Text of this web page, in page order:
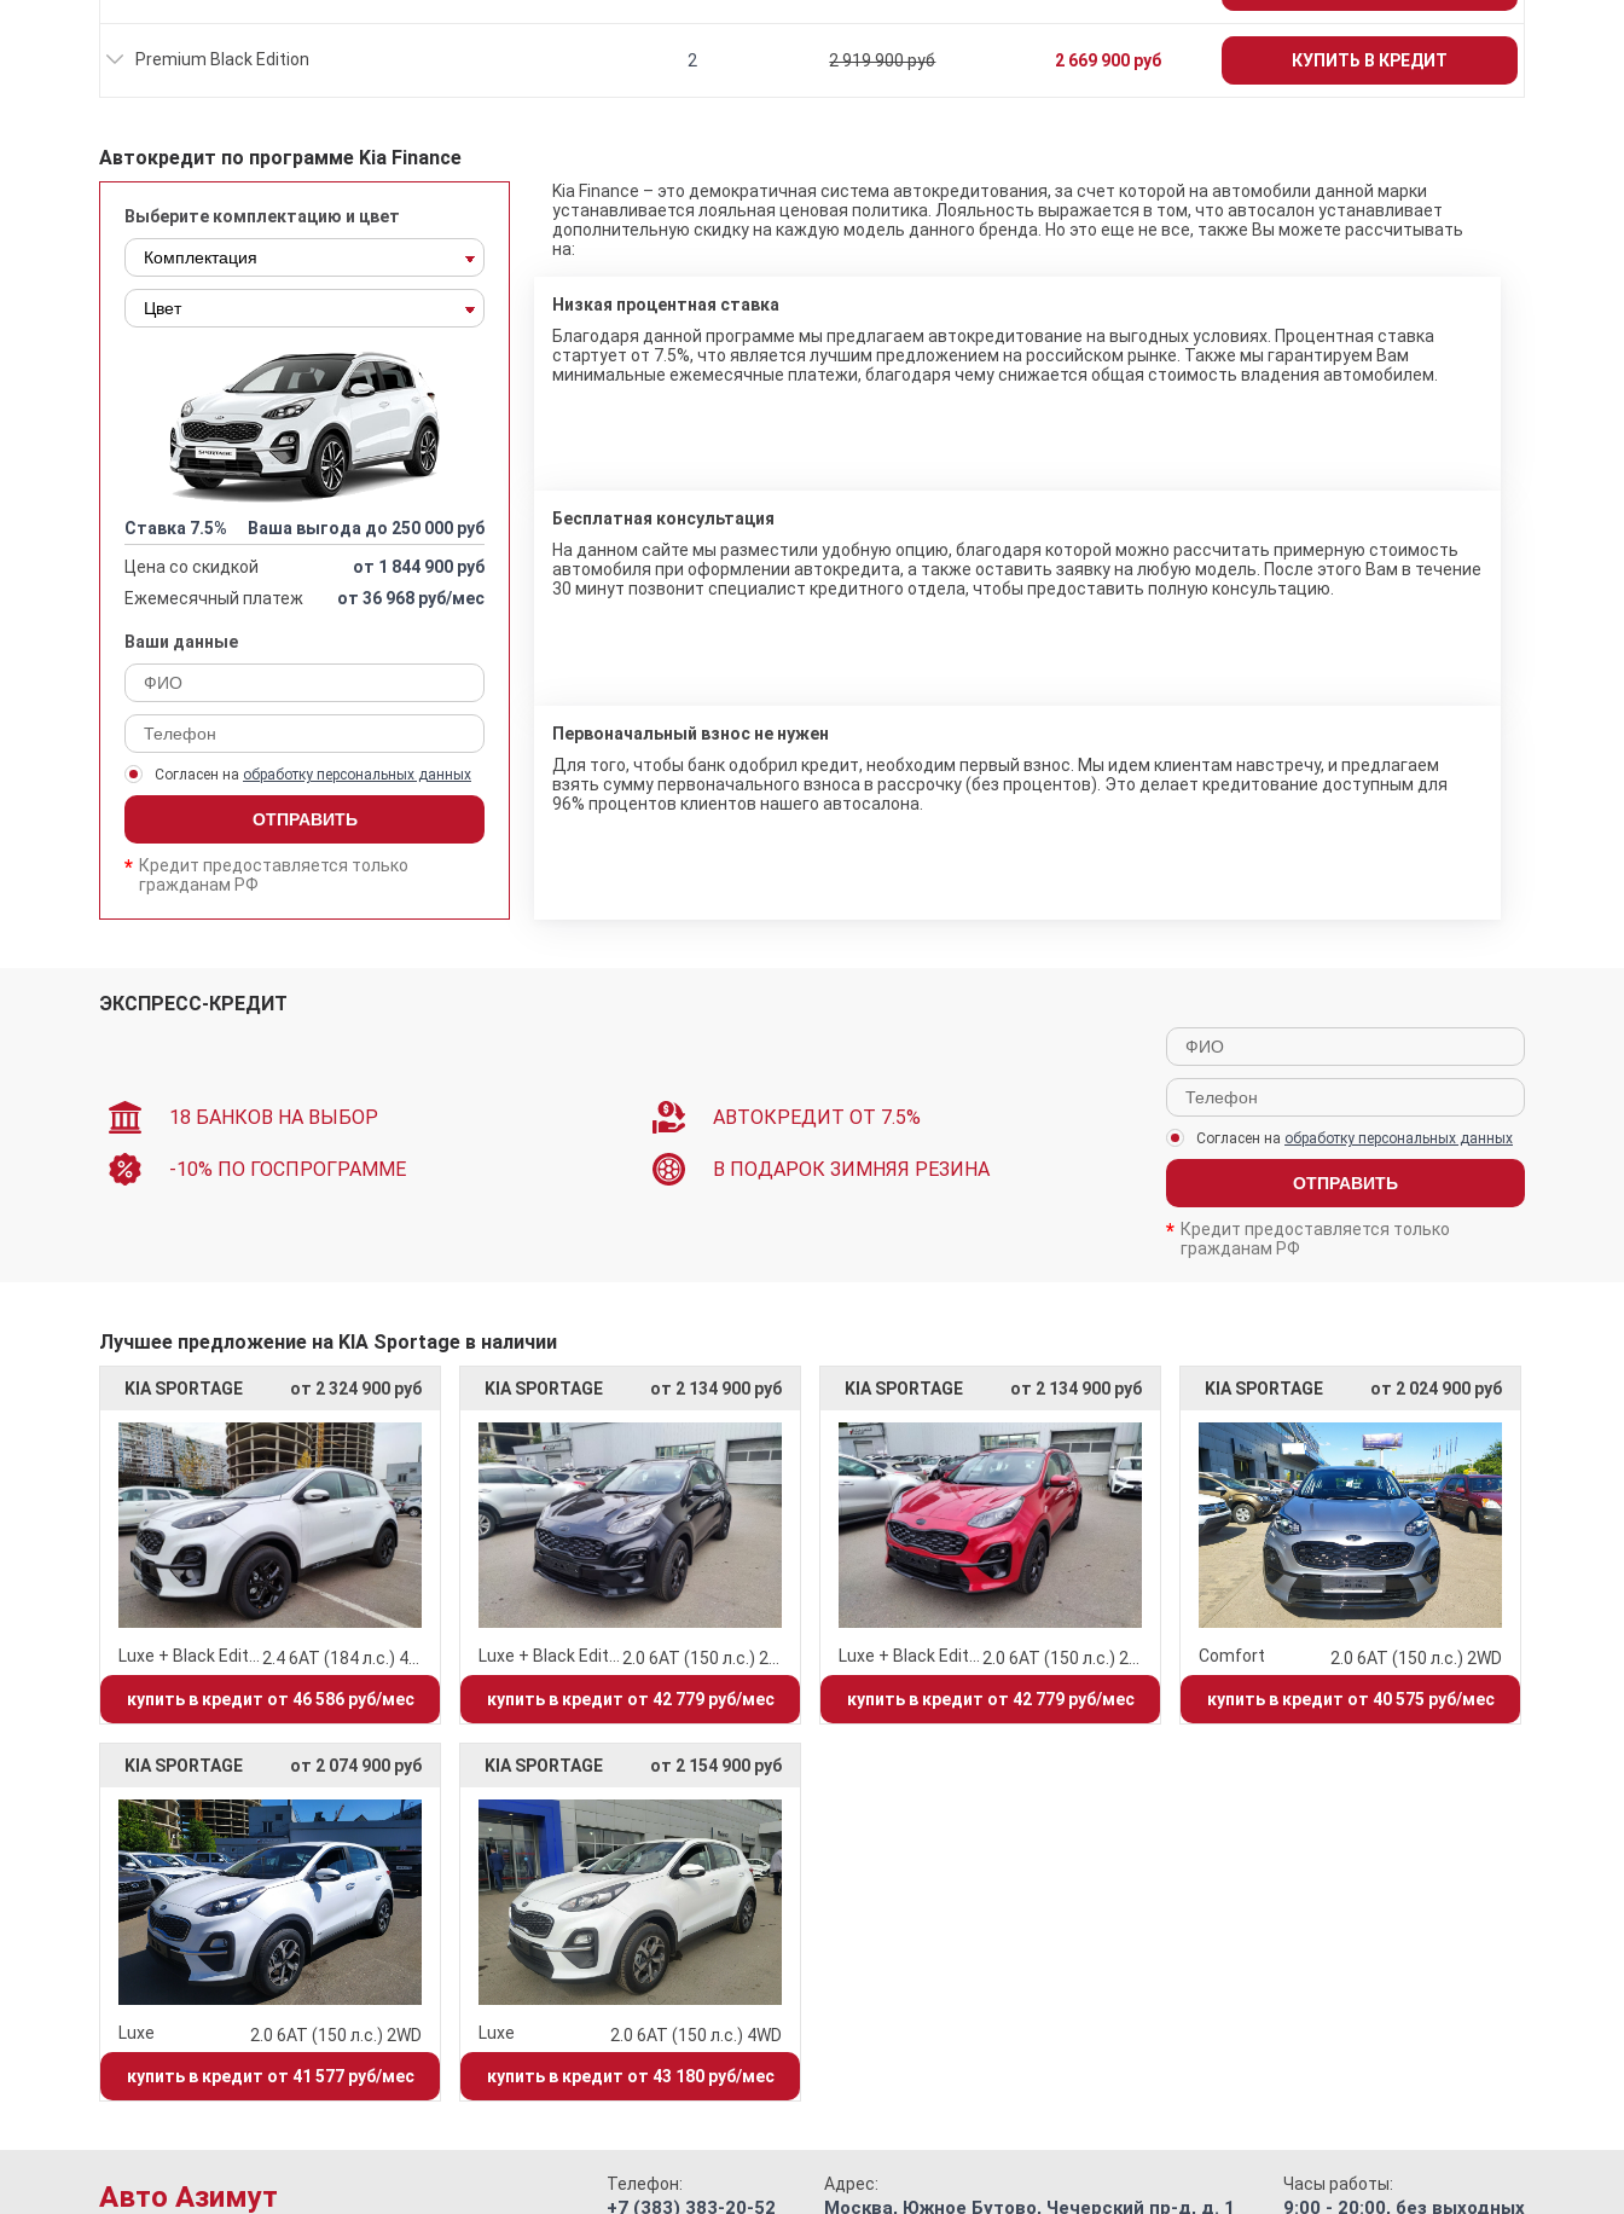
Premium Black Edition 2 2 919 900 руб 2 669 900 руб КУПИТЬ В КРЕДИТ
Автокредит по программе Kia Finance
Выберите комплектацию и цвет
Ставка 7.5%
Ваша выгода до 250 000 руб
Цена со скидкой
от 1 844 900 руб
Ежемесячный платеж
от 36 968 руб/мес
Ваши данные
Согласен на обработку персональных данных
ОТПРАВИТЬ
Кредит предоставляется только
гражданам РФ
Kia Finance – это демократичная система автокредитования, за счет которой на автомобили данной марки
устанавливается лояльная ценовая политика. Лояльность выражается в том, что автосалон устанавливает
дополнительную скидку на каждую модель данного бренда. Но это еще не все, также Вы можете рассчитывать
на:
Низкая процентная ставка
Благодаря данной программе мы предлагаем автокредитование на выгодных условиях. Процентная ставка
стартует от 7.5%, что является лучшим предложением на российском рынке. Также мы гарантируем Вам
минимальные ежемесячные платежи, благодаря чему снижается общая стоимость владения автомобилем.
Бесплатная консультация
На данном сайте мы разместили удобную опцию, благодаря которой можно рассчитать примерную стоимость
автомобиля при оформлении автокредита, а также оставить заявку на любую модель. После этого Вам в течение
30 минут позвонит специалист кредитного отдела, чтобы предоставить полную консультацию.
Первоначальный взнос не нужен
Для того, чтобы банк одобрил кредит, необходим первый взнос. Мы идем клиентам навстречу, и предлагаем
взять сумму первоначального взноса в рассрочку (без процентов). Это делает кредитование доступным для
96% процентов клиентов нашего автосалона.
ЭКСПРЕСС-КРЕДИТ
18 БАНКОВ НА ВЫБОР АВТОКРЕДИТ ОТ 7.5%
-10% ПО ГОСПРОГРАММЕ В ПОДАРОК ЗИМНЯЯ РЕЗИНА
Согласен на обработку персональных данных
ОТПРАВИТЬ
Кредит предоставляется только
гражданам РФ
Лучшее предложение на KIA Sportage в наличии
KIA SPORTAGE от 2 324 900 руб
2.4 6АТ (184 л.с.) 4WD
купить в кредит от 46 586 руб/мес
KIA SPORTAGE от 2 134 900 руб
купить в кредит от 42 779 руб/мес
KIA SPORTAGE от 2 134 900 руб
купить в кредит от 42 779 руб/мес
KIA SPORTAGE от 2 024 900 руб
Comfort 2.0 6АТ (150 л.с.) 2WD
купить в кредит от 40 575 руб/мес
KIA SPORTAGE от 2 074 900 руб
Luxe 2.0 6АТ (150 л.с.) 2WD
купить в кредит от 41 577 руб/мес
KIA SPORTAGE от 2 154 900 руб
Luxe 2.0 6АТ (150 л.с.) 4WD
купить в кредит от 43 180 руб/мес
Авто Азимут Телефон:
+7 (383) 383-20-52
Адрес:
Москва, Южное Бутово, Чечерский пр-д, д. 1
Часы работы:
9:00 - 20:00, без выходных